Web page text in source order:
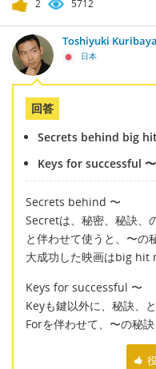
2 5712
Toshiyuki
日本
回答
Secrets behind big
Keys for successful 〜
Secrets behind 〜
Secretは、秘密、秘訣、
と伴わせて使うと、〜の
大成功した映画はbig hit
Keys for successful 〜
Keyも鍵以外に、秘訣、
Forを伴わせて、〜の秘